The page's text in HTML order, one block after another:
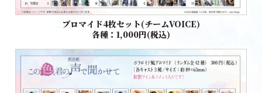
ブロマイド4枚セット(チームVOICE)
各種：1,000円(税込)